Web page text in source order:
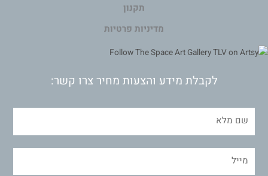
תקנון
מדיניות פרטיות
לקבלת מידע והצעות מחיר צרו קשר: